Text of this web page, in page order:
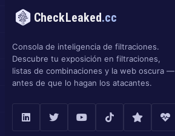
CheckLeaked.cc
Consola de inteligencia de filtraciones.
Descubre tu exposición en filtraciones,
listas de combinaciones y la web oscura —
antes de que lo hagan los atacantes.